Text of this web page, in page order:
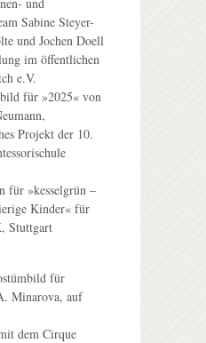
Sabine Steyer-
und Jochen Doell
im öffentlichen
e.V.
für »2025« von
Projekt der 10.
für »kesselgrün –
Kinder« für
Stuttgart
für
Minarova, auf
dem Cirque